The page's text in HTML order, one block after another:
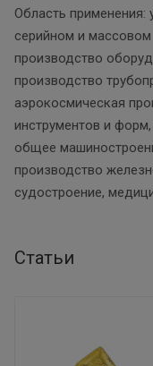
Область применения:
серийном и
производство
производство
аэрокосмическая
инструментов и
общее
производство
судостроение,
Статьи